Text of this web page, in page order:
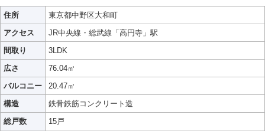
住所
東京都中野区大和町
アクセス
JR中央線・総武線「高円寺」駅
間取り
3LDK
広さ
76.04㎡
バルコニー
20.47㎡
構造
鉄骨鉄筋コンクリート造
総戸数
15戸